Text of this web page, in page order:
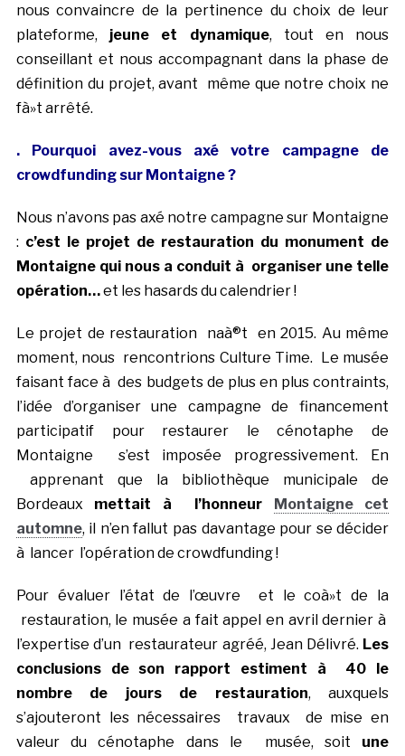
nous convaincre de la pertinence du choix de leur
plateforme, jeune et dynamique, tout en nous
conseillant et nous accompagnant dans la phase de
définition du projet, avant même que notre choix ne
fà»t arrêté.
. Pourquoi avez-vous axé votre campagne de
crowdfunding sur Montaigne ?
Nous n’avons pas axé notre campagne sur Montaigne
: c’est le projet de restauration du monument de
Montaigne qui nous a conduit à organiser une telle
opération…et les hasards du calendrier !
Le projet de restauration naà®t en 2015. Au même
moment, nous rencontrions Culture Time. Le musée
faisant face à des budgets de plus en plus contraints,
l’idée d’organiser une campagne de financement
participatif pour restaurer le cénotaphe de
Montaigne s’est imposée progressivement. En
apprenant que la bibliothèque municipale de
Bordeaux mettait à l’honneur
Montaigne cet
automne, il n’en fallut pas davantage pour se décider
à lancer l’opération de crowdfunding !
Pour évaluer l’état de l’œuvre et le coà»t de la
restauration, le musée a fait appel en avril dernier à
l’expertise d’un restaurateur agréé, Jean Délivré. Les
conclusions de son rapport estiment à 40 le
nombre de jours de restauration, auxquels
s’ajouteront les nécessaires travaux de mise en
valeur du cénotaphe dans le musée, soit une